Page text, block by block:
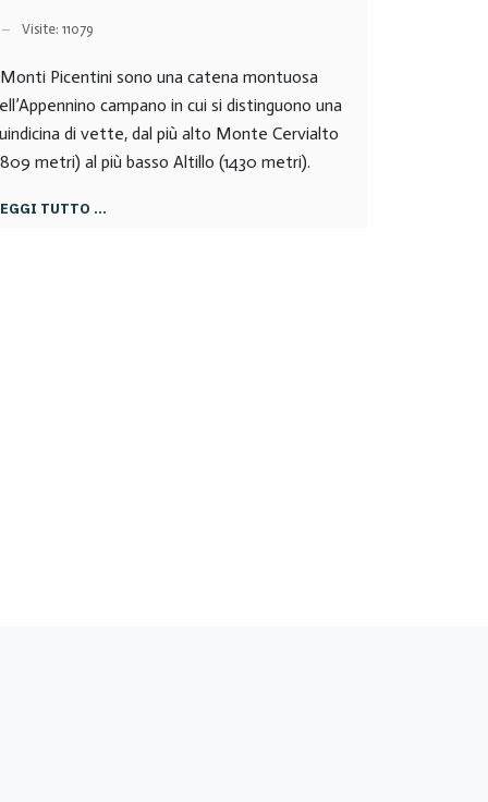
Visite: 11079
Picentini sono una catena montuosa
campano in cui si distinguono una
di vette, dal più alto Monte Cervialto
metri) al più basso Altillo (1430 metri).
TUTTO …